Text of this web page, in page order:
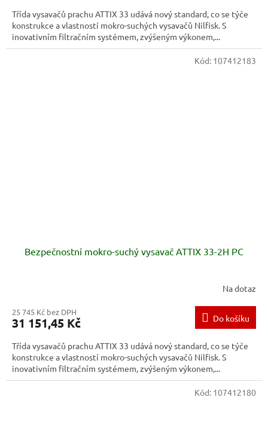
Třída vysavačů prachu ATTIX 33 udává nový standard, co se týče
konstrukce a vlastností mokro-suchých vysavačů Nilfisk. S
inovativním filtračním systémem, zvýšeným výkonem,...
Bezpečnostní mokro-suchý vysavač ATTIX 33-2H PC
Na dotaz
25 745 Kč bez DPH
31 151,45 Kč Do košíku
Třída vysavačů prachu ATTIX 33 udává nový standard, co se týče
konstrukce a vlastností mokro-suchých vysavačů Nilfisk. S
inovativním filtračním systémem, zvýšeným výkonem,...
Kód: 107412183
Kód: 107412180